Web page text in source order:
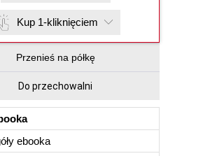
Kup 1-kliknięciem
Przenieś na półkę
Do przechowalni
ebooka